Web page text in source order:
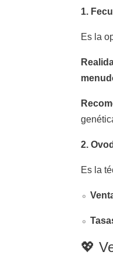
1.
Es la
2.
Es la
💖